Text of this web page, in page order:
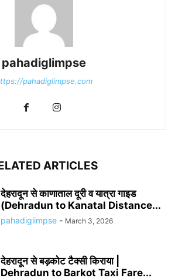
pahadiglimpse
pahadiglimpse.com
ARTICLES
देहरादून से काणाताल दूरी व यात्रा गाइड
(Dehradun to Kanatal Distance...
pahadiglimpse - March 3, 2026
देहरादून से बड़कोट टैक्सी किराया |
Dehradun to Barkot Taxi Fare...